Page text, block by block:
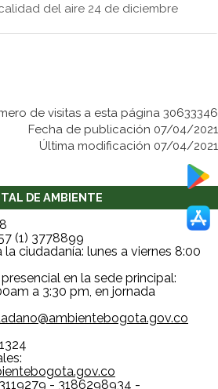
del aire 24 de diciembre
de visitas a esta página 30633346
Fecha de publicación 07/04/2021
Última modificación 07/04/2021
DE AMBIENTE
(1) 3778899
ciudadanía: lunes a viernes 8:00
en la sede principal:
a 3:30 pm, en jornada
- 3186298934 -